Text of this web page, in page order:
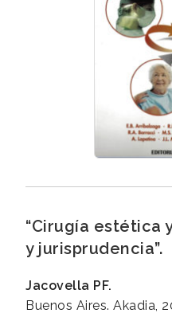
“Cirugía estética
y jurisprudencia”.
Jacovella PF.
Buenos Aires. Akadia,